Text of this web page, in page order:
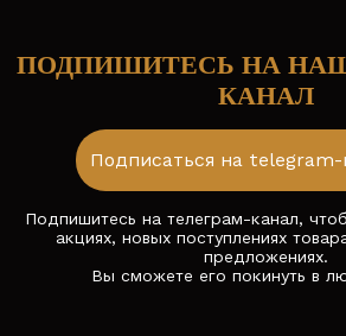
ПОДПИШИТЕСЬ НА
КАНАЛ
Подписаться на telegram-
Подпишитесь на телеграм-канал,
акциях, новых поступлениях
предложениях.
Вы сможете его покинуть в